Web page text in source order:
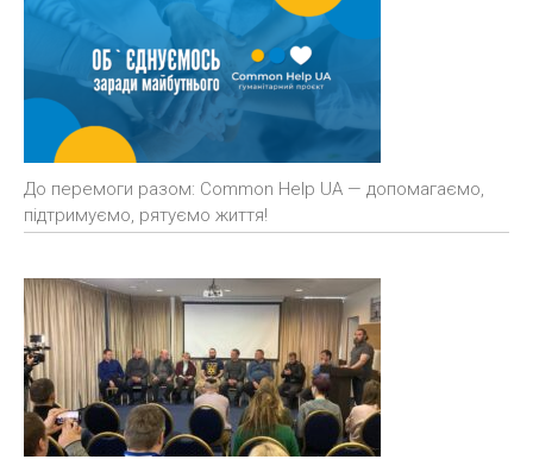
До перемоги разом: Common Help UA — допомагаємо,
підтримуємо, рятуємо життя!